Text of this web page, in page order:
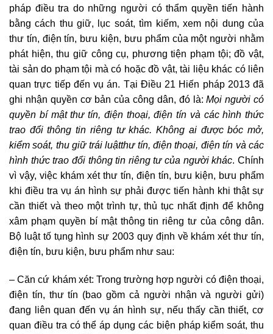
pháp điều tra do những người có thẩm quyền tiến hành
bằng cách thu giữ, lục soát, tìm kiếm, xem nội dung của
thư tín, điện tín, bưu kiện, bưu phẩm của một người nhằm
phát hiện, thu giữ công cụ, phương tiện phạm tội; đồ vật,
tài sản do phạm tội mà có hoặc đồ vật, tài liệu khác có liên
quan trực tiếp đến vụ án. Tại Điều 21 Hiến pháp 2013 đã
ghi nhận quyền cơ bản của công dân, đó là:Mọi người có
quyền bí mật thư tín, điện thoại, điện tín và các hình thức
trao đổi thông tin riêng tư khác. Không ai được bóc mở,
kiểm soát, thu giữ trái luậtthư tín, điện thoại, điện tín và các
hình thức trao đổi thông tin riêng tư của người khác. Chính
vì vậy, việc khám xét thư tín, điện tín, bưu kiện, bưu phẩm
khi điều tra vụ án hình sự phải được tiến hành khi thật sự
cần thiết và theo một trình tự, thủ tục nhất định để không
xâm phạm quyền bí mật thông tin riêng tư của công dân.
Bộ luật tố tụng hình sự 2003 quy định về khám xét thư tín,
điện tín, bưu kiện, bưu phẩm như sau:
– Căn cứ khám xét: Trong trường hợp người có điện thoại,
điện tín, thư tín (bao gồm cả người nhận và người gửi)
đang liên quan đến vụ án hình sự, nếu thấy cần thiết, cơ
quan điều tra có thể áp dụng các biện pháp kiểm soát, thu